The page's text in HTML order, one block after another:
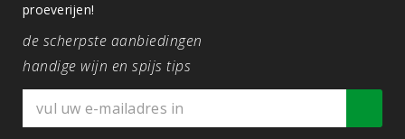
proeverijen!
de scherpste aanbiedingen
handige wijn en spijs tips